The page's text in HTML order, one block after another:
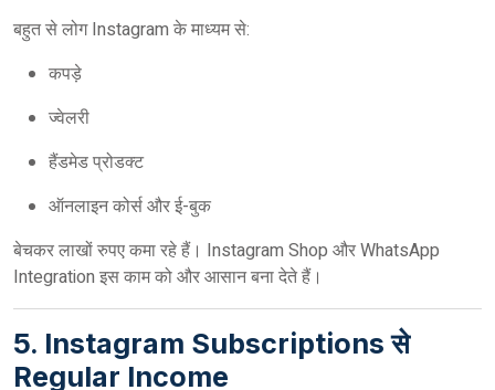
बहुत से लोग Instagram के माध्यम से:
कपड़े
ज्वेलरी
हैंडमेड प्रोडक्ट
ऑनलाइन कोर्स और ई-बुक
बेचकर लाखों रुपए कमा रहे हैं। Instagram Shop और WhatsApp
Integration इस काम को और आसान बना देते हैं।
5. Instagram Subscriptions से
Regular Income